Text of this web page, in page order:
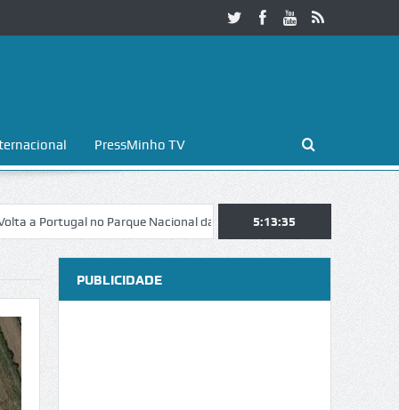
PressMinho TV
no Parque Nacional da Peneda-Gerês Esposende. Galaicofolia
5:13:36
PUBLICIDADE